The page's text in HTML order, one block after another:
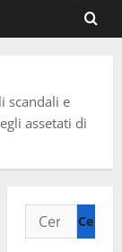
scandali e
assetati di
Ricerca
per: